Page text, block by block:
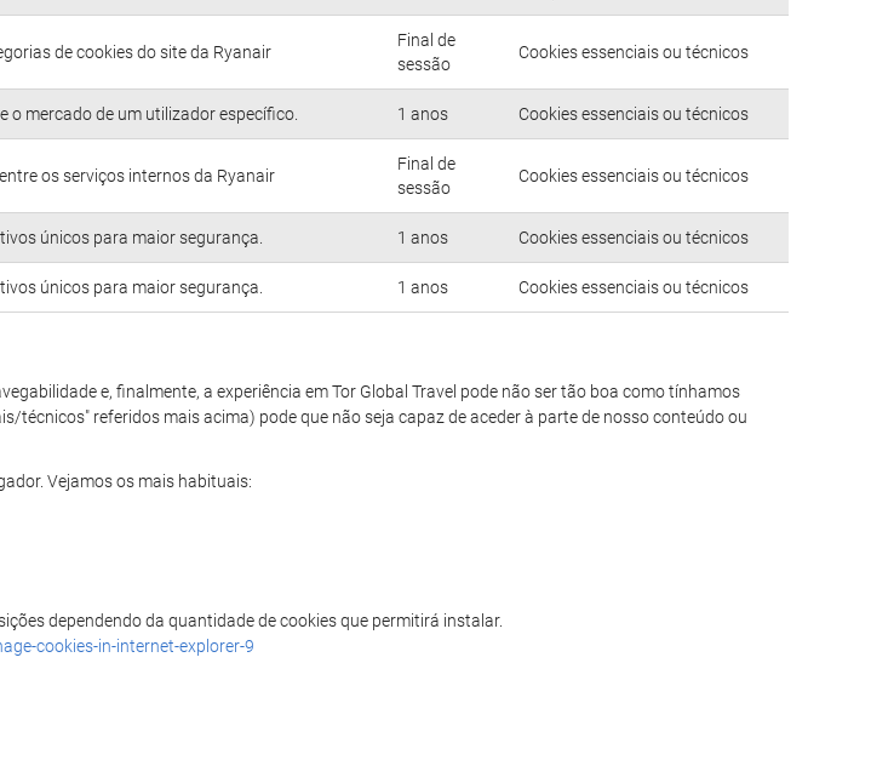
de cookies do site da Ryanair
Final de
sessão
Cookies essenciais ou técnicos
o mercado de um utilizador específico. 1 anos Cookies essenciais ou técnicos
os serviços internos da Ryanair
Final de
sessão
Cookies essenciais ou técnicos
únicos para maior segurança. 1 anos Cookies essenciais ou técnicos
únicos para maior segurança. 1 anos Cookies essenciais ou técnicos
e, finalmente, a experiência em Tor Global Travel pode não ser tão boa como tínhamos
técnicos" referidos mais acima) pode que não seja capaz de aceder à parte de nosso conteúdo ou
Vejamos os mais habituais:
dependendo da quantidade de cookies que permitirá instalar.
cookies-in-internet-explorer-9